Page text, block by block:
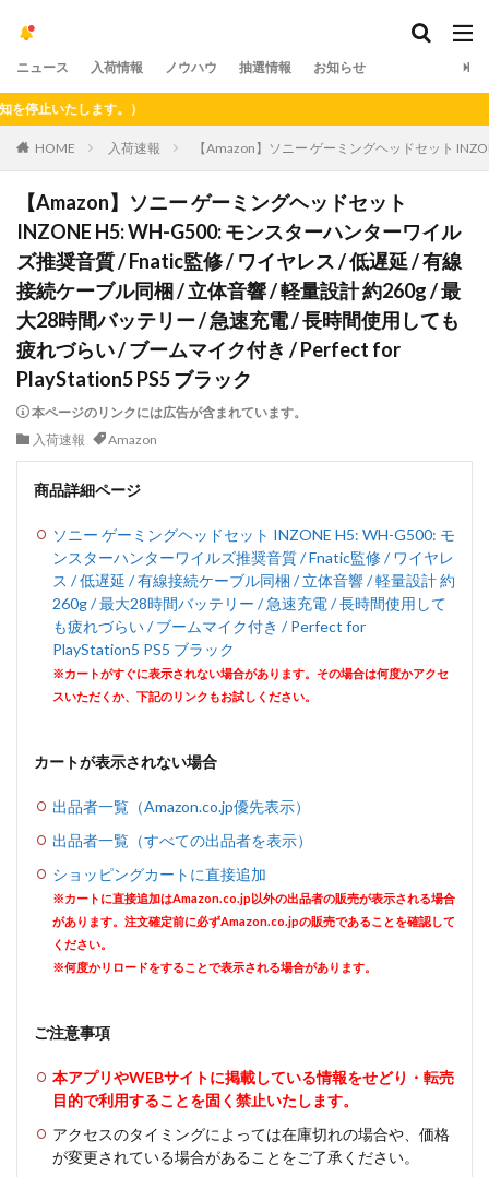
ニュース 入荷情報 ノウハウ 抽選情報 お知らせ
いたします。）
HOME 入荷速報 【Amazon】ソニー ゲーミングヘッドセット
【Amazon】ソニー ゲーミングヘッドセット
INZONE H5: WH-G500: モンスターハンターワイル
ズ推奨音質 / Fnatic監修 / ワイヤレス / 低遅延 / 有線
接続ケーブル同梱 / 立体音響 / 軽量設計 約260g / 最
大28時間バッテリー / 急速充電 / 長時間使用しても
疲れづらい / ブームマイク付き / Perfect for
PlayStation5 PS5 ブラック
本ページのリンクには広告が含まれています。
入荷速報
Amazon
商品詳細ページ
ソニー ゲーミングヘッドセット INZONE H5: WH-G500: モ
ンスターハンターワイルズ推奨音質 / Fnatic監修 / ワイヤレ
ス / 低遅延 / 有線接続ケーブル同梱 / 立体音響 / 軽量設計 約
260g / 最大28時間バッテリー / 急速充電 / 長時間使用して
も疲れづらい / ブームマイク付き / Perfect for
PlayStation5 PS5 ブラック
※カートがすぐに表示されない場合があります。その場合は何度かアクセ
スいただくか、下記のリンクもお試しください。
カートが表示されない場合
出品者一覧（Amazon.co.jp優先表示）
出品者一覧（すべての出品者を表示）
ショッピングカートに直接追加
※カートに直接追加はAmazon.co.jp以外の出品者の販売が表示される場合
があります。注文確定前に必ずAmazon.co.jpの販売であることを確認して
ください。
※何度かリロードをすることで表示される場合があります。
ご注意事項
本アプリやWEBサイトに掲載している情報をせどり・転売
目的で利用することを固く禁止いたします。
アクセスのタイミングによっては在庫切れの場合や、価格
が変更されている場合があることをご了承ください。